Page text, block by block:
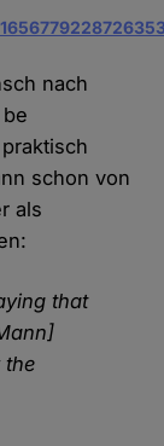
nach
schon von
als
that
the